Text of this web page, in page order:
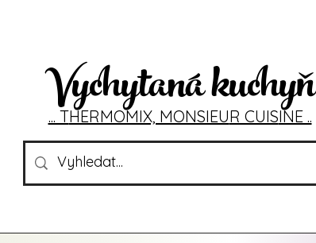
Vychytaná kuchyň
... THERMOMIX, MONSIEUR CUISINE ..